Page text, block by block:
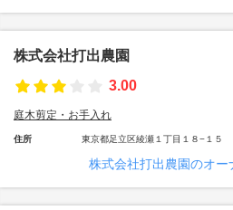
株式会社打出農園
3.00
庭木剪定・お手入れ
住所 東京都足立区綾瀬１丁目１８−１５
株式会社打出農園のオー